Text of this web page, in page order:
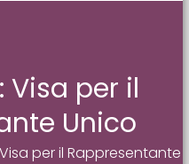
Visa per il
Unico
per il Rappresentante